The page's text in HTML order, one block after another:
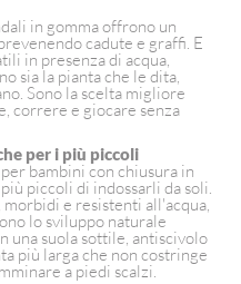
in gomma offrono un
cadute e graffi. E
in presenza di acqua,
sia la pianta che le dita,
Sono la scelta migliore
correre e giocare senza
per i più piccoli
bambini con chiusura in
piccoli di indossarli da soli.
e resistenti all'acqua,
lo sviluppo naturale
una suola sottile, antiscivolo
più larga che non costringe
a piedi scalzi.